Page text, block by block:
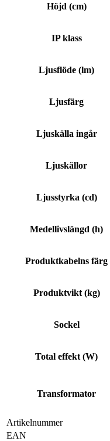
Höjd (cm)
IP klass
Ljusflöde (lm)
Ljusfärg
Ljuskälla ingår
Ljuskällor
Ljusstyrka (cd)
Medellivslängd (h)
Produktkabelns färg
Produktvikt (kg)
Sockel
Total effekt (W)
Transformator
Artikelnummer
EAN